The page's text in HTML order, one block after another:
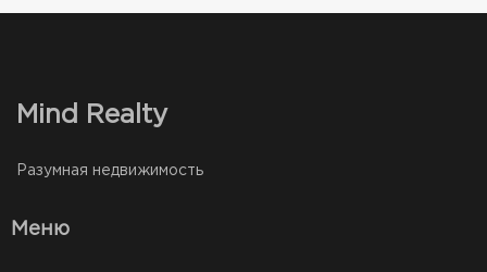
Mind Realty
Разумная недвижимость
Меню